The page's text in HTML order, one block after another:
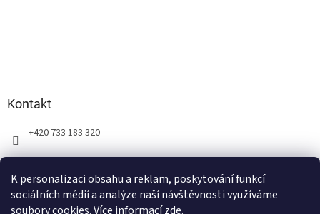
K personalizaci obsahu a reklam, poskytování funkcí
sociálních médií a analýze naší návštěvnosti využíváme
soubory cookies. Více informacízde.
Kontakt
+420 733 183 320